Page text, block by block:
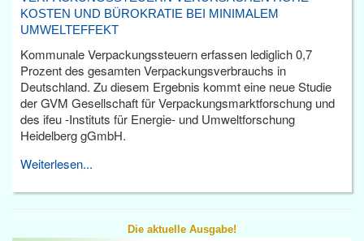
KOSTEN UND BÜROKRATIE BEI MINIMALEM
UMWELTEFFEKT
Kommunale Verpackungssteuern erfassen lediglich 0,7
Prozent des gesamten Verpackungsverbrauchs in
Deutschland. Zu diesem Ergebnis kommt eine neue Studie
der GVM Gesellschaft für Verpackungsmarktforschung und
des ifeu -Instituts für Energie- und Umweltforschung
Heidelberg gGmbH.
Weiterlesen...
Die aktuelle Ausgabe!